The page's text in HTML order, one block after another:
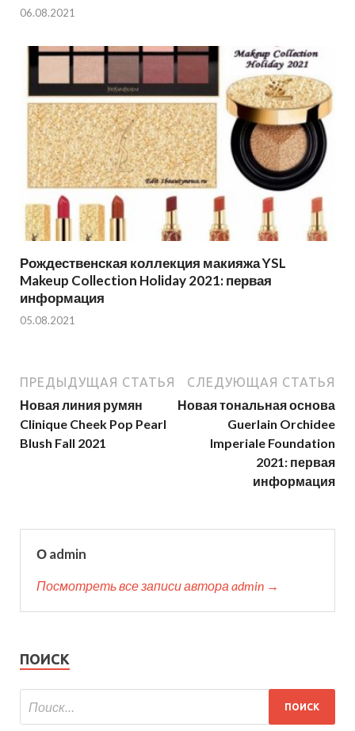
06.08.2021
Рождественская коллекция макияжа YSL
Makeup Collection Holiday 2021: первая
информация
05.08.2021
ПРЕДЫДУЩАЯ СТАТЬЯ
Новая линия румян
Clinique Cheek Pop Pearl
Blush Fall 2021
СЛЕДУЮЩАЯ СТАТЬЯ
Новая тональная основа
Guerlain Orchidee
Imperiale Foundation
2021: первая
информация
О admin
Посмотреть все записи автора admin →
ПОИСК